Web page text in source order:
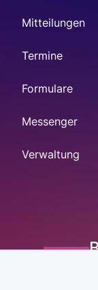
Mitteilungen
Termine
Formulare
Messenger
Verwaltung